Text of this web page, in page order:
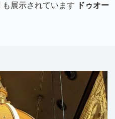
も展示されています
ドゥオー